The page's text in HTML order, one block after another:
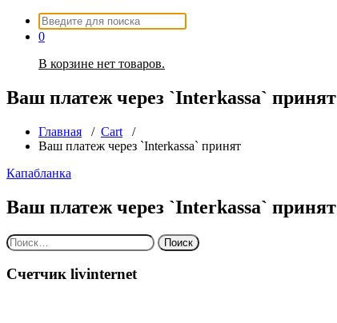
Искать:
0
В корзине нет товаров.
Ваш платеж через `Interkassa` принят
Главная / Cart /
Ваш платеж через `Interkassa` принят
Капабланка
Ваш платеж через `Interkassa` принят
Найти:
Счетчик livinternet